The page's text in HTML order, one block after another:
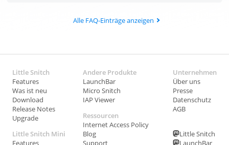
Alle FAQ-Einträge anzeigen
Little Snitch
Features
Was ist neu
Download
Release Notes
Upgrade
Little Snitch Mini
Features
Andere Produkte
LaunchBar
Micro Snitch
IAP Viewer
Ressourcen
Internet Access Policy
Blog
Support
Unternehmen
Über uns
Presse
Datenschutz
AGB
Little Snitch
LaunchBar